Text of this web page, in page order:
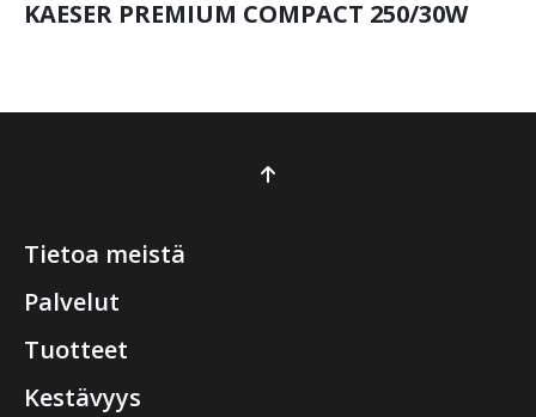
KAESER PREMIUM COMPACT 250/30W
Tietoa meistä
Palvelut
Tuotteet
Kestävyys